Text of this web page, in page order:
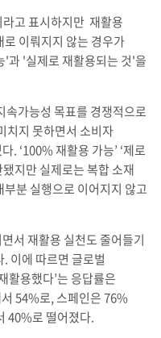
라고 표시하지만 재활용
이뤄지지 않는 경우가
과 '실제로 재활용되는 것'을
속가능성 목표를 경쟁적으로
치지 못하면서 소비자
. ‘100% 재활용 가능’ ‘제로
지만 실제로는 복합 소재
분 실행으로 이어지지 않고
서 재활용 실천도 줄어들기
이에 따르면 글로벌
활용했다’는 응답률은
54%로, 스페인은 76%
40%로 떨어졌다.